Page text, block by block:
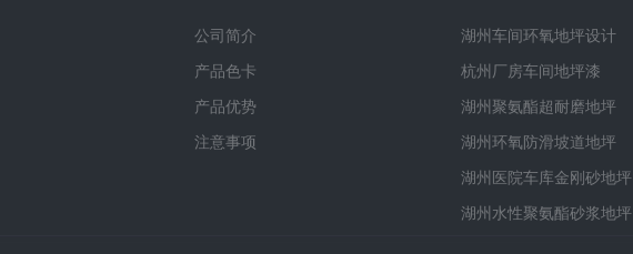
公司简介
产品色卡
产品优势
注意事项
湖州车间环氧地坪设计
杭州厂房车间地坪漆
湖州聚氨酯超耐磨地坪
湖州环氧防滑坡道地坪
湖州医院车库金刚砂地坪
湖州水性聚氨酯砂浆地坪